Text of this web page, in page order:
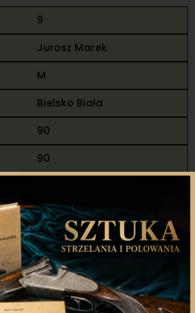
9
Jurosz Marek
M
Bielsko Biała
90
90
270
82
98
180